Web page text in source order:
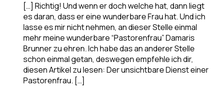
[…] Richtig! Und wenn er doch welche hat, dann liegt
es daran, dass er eine wunderbare Frau hat. Und ich
lasse es mir nicht nehmen, an dieser Stelle einmal
mehr meine wunderbare “Pastorenfrau” Damaris
Brunner zu ehren. Ich habe das an anderer Stelle
schon einmal getan, deswegen empfehle ich dir,
diesen Artikel zu lesen: Der unsichtbare Dienst einer
Pastorenfrau. […]